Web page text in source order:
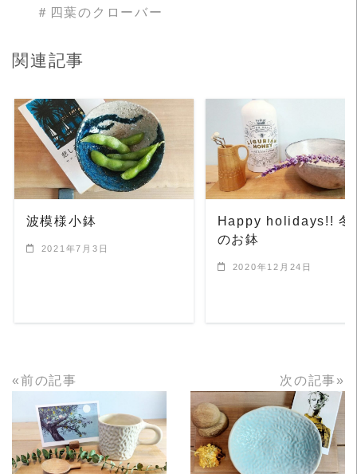
＃四葉のクローバー
関連記事
READ MORE
波模様小鉢
2021年7月3日
READ MORE
Happy holidays!! 冬
のお鉢
2020年12月24日
«前の記事
READ MORE
次の記事»
READ MORE